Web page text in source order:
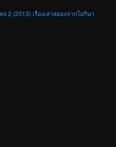
2 (2013) เรื่องเล่าสยองจากโอกินา